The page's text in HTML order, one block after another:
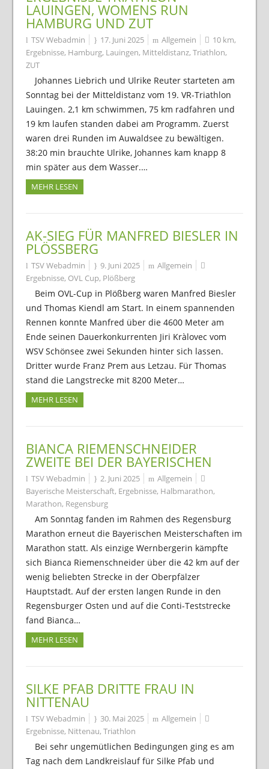
LAUINGEN, WOMENS RUN
HAMBURG UND ZUT
TSV Webadmin 17. Juni 2025 Allgemein 10 km,
Ergebnisse, Hamburg, Lauingen, Mitteldistanz, Triathlon,
ZUT
Johannes Liebrich und Ulrike Reuter starteten am
Sonntag bei der Mitteldistanz vom 19. VR-Triathlon
Lauingen. 2,1 km schwimmen, 75 km radfahren und
19 km laufen standen dabei am Programm. Zuerst
waren drei Runden im Auwaldsee zu bewältigen.
38:20 min brauchte Ulrike, Johannes kam knapp 8
min später aus dem Wasser.…
MEHR LESEN
AK-SIEG FÜR MANFRED BIESLER IN
PLÖSSBERG
TSV Webadmin 9. Juni 2025
Allgemein
Ergebnisse, OVL Cup, Plößberg
Beim OVL-Cup in Plößberg waren Manfred Biesler
und Thomas Kiendl am Start. In einem spannenden
Rennen konnte Manfred über die 4600 Meter am
Ende seinen Dauerkonkurrenten Jiri Kràlovec vom
WSV Schönsee zwei Sekunden hinter sich lassen.
Dritter wurde Franz Prem aus Letzau. Für Thomas
stand die Langstrecke mit 8200 Meter…
MEHR LESEN
BIANCA RIEMENSCHNEIDER
ZWEITE BEI DER BAYERISCHEN
TSV Webadmin 2. Juni 2025
Allgemein
Bayerische Meisterschaft, Ergebnisse, Halbmarathon,
Marathon, Regensburg
Am Sonntag fanden im Rahmen des Regensburg
Marathon erneut die Bayerischen Meisterschaften im
Marathon statt. Als einzige Wernbergerin kämpfte
sich Bianca Riemenschneider über die 42 km auf der
wenig beliebten Strecke in der Oberpfälzer
Hauptstadt. Auf der ersten langen Runde in den
Regensburger Osten und auf die Conti-Teststrecke
fand Bianca…
MEHR LESEN
SILKE PFAB DRITTE FRAU IN
NITTENAU
TSV Webadmin 30. Mai 2025
Allgemein
Ergebnisse, Nittenau, Triathlon
Bei sehr ungemütlichen Bedingungen ging es am
Tag nach dem Landkreislauf für Silke Pfab und